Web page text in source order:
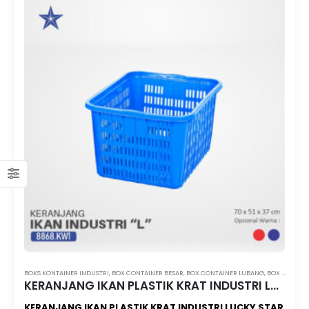
BOKS KONTAINER INDUSTRI, BOX CONTAINER BESAR, BOX CONTAINER LUBANG, BOX KONTAINER LUBANG LUCKY STAR
KERANJANG IKAN PLASTIK KRAT INDUSTRI LUCKY STAR L 8868.KW1 UKURAN 70x51x37